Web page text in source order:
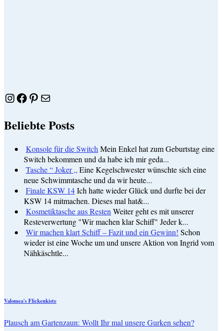
Instagram
Facebook
Pinterest
E-Mail
Beliebte Posts
Konsole für die Switch Mein Enkel hat zum Geburtstag eine
Switch bekommen und da habe ich mir geda...
Tasche “ Joker „ Eine Kegelschwester wünschte sich eine
neue Schwimmtasche und da wir heute...
Finale KSW 14Ich hatte wieder Glück und durfte bei der
KSW 14 mitmachen. Dieses mal hat&...
Kosmetiktasche aus Resten Weiter geht es mit unserer
Resteverwertung "Wir machen klar Schiff" Jeder k...
Wir machen klart Schiff – Fazit und ein Gewinn! Schon
wieder ist eine Woche um und unsere Aktion von Ingrid vom
Nähkäschtle...
Valomea's Flickenkiste
Plausch am Gartenzaun: Wollt Ihr mal unsere Gurken sehen?